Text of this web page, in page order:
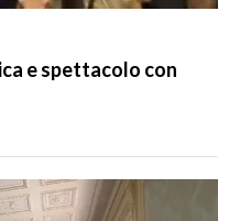
e spettacolo con